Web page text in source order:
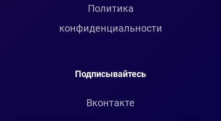
Политика
конфиденциальности
Подписывайтесь
Вконтакте